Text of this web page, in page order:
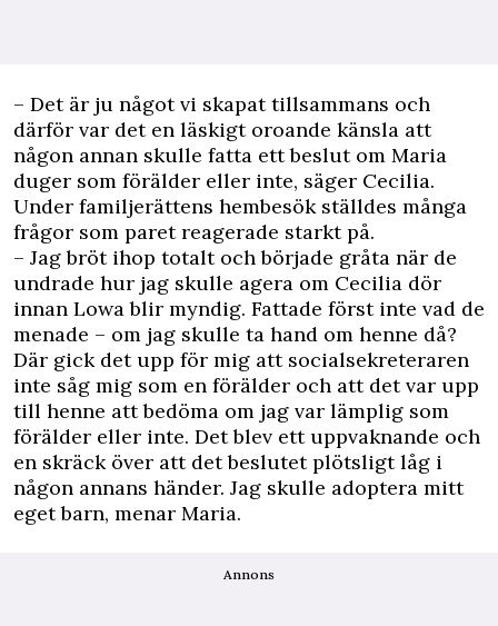
– Det är ju något vi skapat tillsammans och
därför var det en läskigt oroande känsla att
någon annan skulle fatta ett beslut om Maria
duger som förälder eller inte, säger Cecilia.
Under familjerättens hembesök ställdes många
frågor som paret reagerade starkt på.
– Jag bröt ihop totalt och började gråta när de
undrade hur jag skulle agera om Cecilia dör
innan Lowa blir myndig. Fattade först inte vad de
menade – om jag skulle ta hand om henne då?
Där gick det upp för mig att socialsekreteraren
inte såg mig som en förälder och att det var upp
till henne att bedöma om jag var lämplig som
förälder eller inte. Det blev ett uppvaknande och
en skräck över att det beslutet plötsligt låg i
någon annans händer. Jag skulle adoptera mitt
eget barn, menar Maria.
Annons